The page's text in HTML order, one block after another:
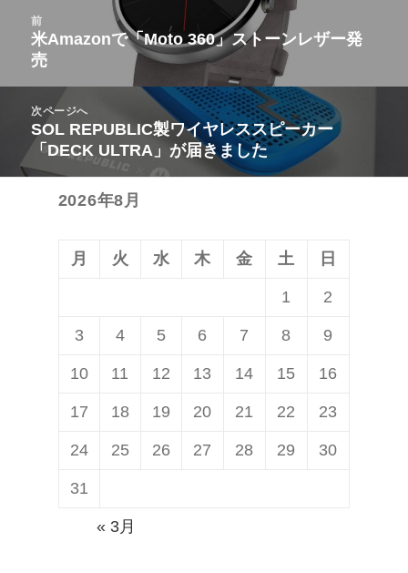
ビ
前
前
の
稿:
米Amazonで「Moto 360」ストーンレザー発
売
次ページへ
次
の
投
SOL REPUBLIC製ワイヤレススピーカー
「DECK ULTRA」が届きました
2026年8月
月 火 水 木 金 土 日
1 2
3 4 5 6 7 8 9
10 11 12 13 14 15 16
17 18 19 20 21 22 23
24 25 26 27 28 29 30
31
« 3月